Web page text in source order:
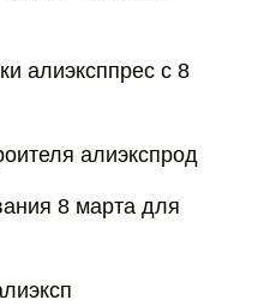
алиэксппрес с 8
алиэкспрод
8 марта для